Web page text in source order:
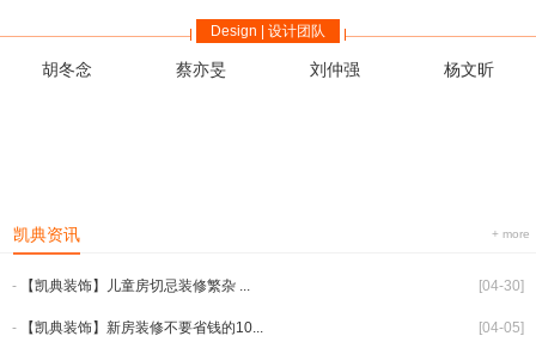
Design | 设计团队
胡冬念 蔡亦旻 刘仲强 杨文昕
+ more
凯典资讯
[04-30]
- 【凯典装饰】儿童房切忌装修繁杂 ...
[04-05]
- 【凯典装饰】新房装修不要省钱的10...